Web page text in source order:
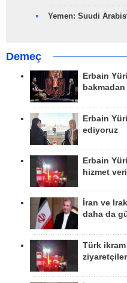
Yemen: Suudi
Demeç
Erbain
Erbain
ediyoruz
Erbain
hizmet
İran ve
daha da
Türk ikram